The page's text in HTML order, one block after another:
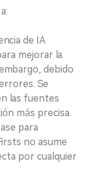
de IA
mejorar la
debido
Se
las fuentes
más precisa.
para
no asume
por cualquier